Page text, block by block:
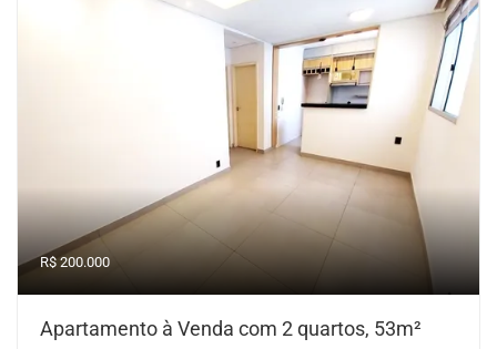
R$ 200.000
Apartamento à Venda com 2 quartos, 53m²